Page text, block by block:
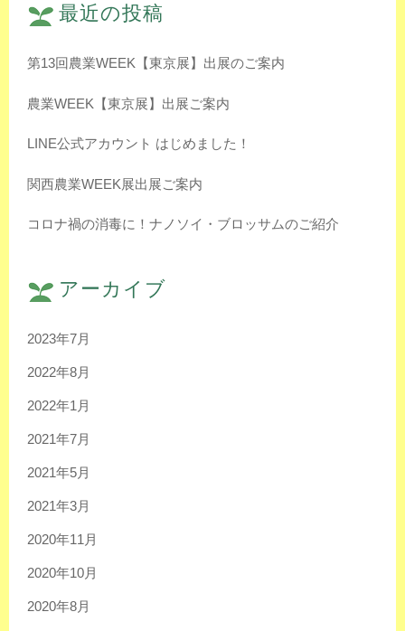
最近の投稿
第13回農業WEEK【東京展】出展のご案内
農業WEEK【東京展】出展ご案内
LINE公式アカウント はじめました！
関西農業WEEK展出展ご案内
コロナ禍の消毒に！ナノソイ・ブロッサムのご紹介
アーカイブ
2023年7月
2022年8月
2022年1月
2021年7月
2021年5月
2021年3月
2020年11月
2020年10月
2020年8月